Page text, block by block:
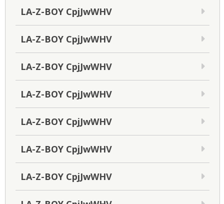
LA-Z-BOY CpjJwWHV
LA-Z-BOY CpjJwWHV
LA-Z-BOY CpjJwWHV
LA-Z-BOY CpjJwWHV
LA-Z-BOY CpjJwWHV
LA-Z-BOY CpjJwWHV
LA-Z-BOY CpjJwWHV